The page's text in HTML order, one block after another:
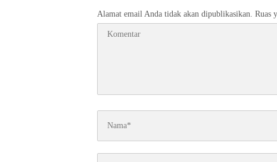
Alamat email Anda tidak akan dipublikasikan. Ruas